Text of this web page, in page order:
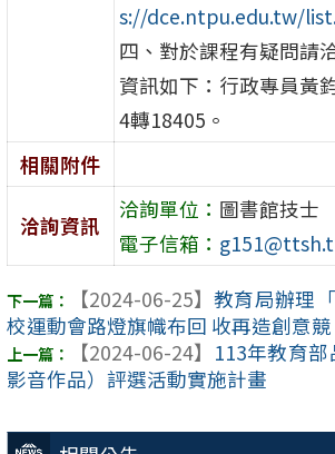
s://dce.ntpu.edu.tw/
四、對於課程有疑問請
資訊如下：行政專員黃
4轉18405。
相關附件
洽詢資訊
洽詢單位： 圖書館技士
電子信箱：
【2024-06-25】 教育局辦理
校運動會路燈旗幟布回 收再造創意競
【2024-06-24】 113年教育
影音作品）評選活動實施計畫